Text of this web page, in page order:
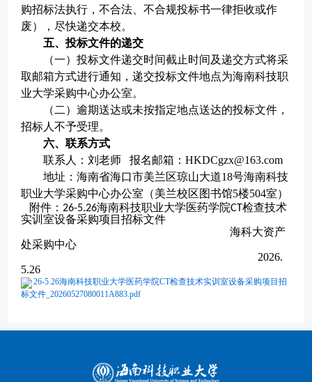
购招标法执行，不合法、不合规投标书一律拒收或作
废），尽快递交本校。
五、投标文件的递交
（一）投标文件递交时间截止时间及递交方式将采
取邮箱方式进行通知，递交投标文件地点为海南科技职
业大学采购中心办公室。
（ 二 ）逾期送达或未按指定地点送达的投标文件，
招标人不予受理。
六、联系方式
联系人：刘老师 报名邮箱：HKDCgzx@163.com
地址：海南省海口市美兰区琼山大道18号海南科技
职业大学采购中心办公室（美兰校区图书馆5楼504室）
附件： 26-5.26海南科技职业大学医药学院CT检查技术
实训室设备采购项目招标文件
海科大资产
处采购中心
2026.
5.26
26-5.26海南科技职业大学医药学院CT检查技术实训室设备采购项目招
标文件_20260527080011A883.pdf